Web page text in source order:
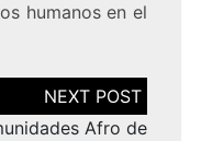
humanos en el
Afro de